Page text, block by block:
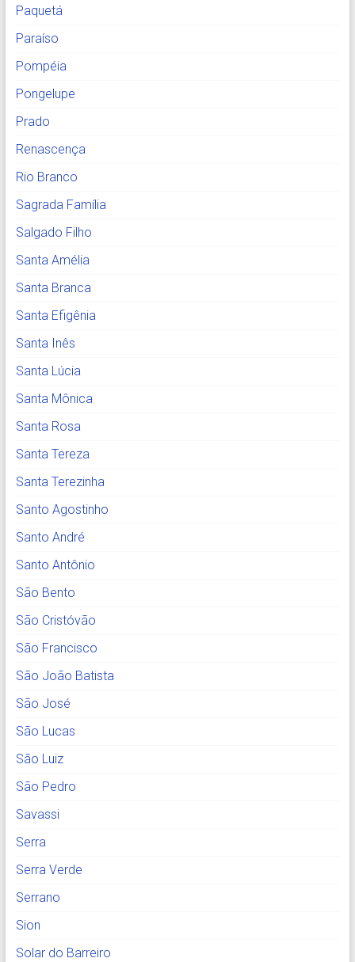
Paquetá
Paraíso
Pompéia
Pongelupe
Prado
Renascença
Rio Branco
Sagrada Família
Salgado Filho
Santa Amélia
Santa Branca
Santa Efigênia
Santa Inês
Santa Lúcia
Santa Mônica
Santa Rosa
Santa Tereza
Santa Terezinha
Santo Agostinho
Santo André
Santo Antônio
São Bento
São Cristóvão
São Francisco
São João Batista
São José
São Lucas
São Luiz
São Pedro
Savassi
Serra
Serra Verde
Serrano
Sion
Solar do Barreiro